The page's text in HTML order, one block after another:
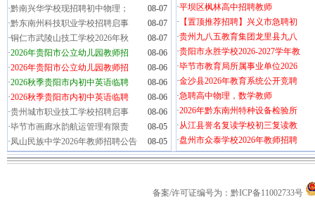
·黔南兴华学校现招聘初中物理；
08-07
·黔东南州科技职业学校招聘启事
08-07
·铜仁市武陵山技工学校2026年秋
08-07
·2026年贵阳市公立幼儿园教师招
08-06
·2026年贵阳市公立幼儿园教师招
08-06
·2026秋季贵阳市内初中英语临聘
08-06
·2026秋季贵阳市内初中英语临聘
08-06
·贵州城市职业技工学校招聘启事
08-06
·毕节市画廊水韵航运管理有限责
08-05
·凤山民族中学2026年教师招聘公告 08-05
·平坝区枫林高中招聘教师
· 【置顶推荐招聘】兴义市急聘初
·贵州九八五教育集团龙里县九八
·贵阳市永胜学校2026-2027学年教
·毕节市教育局所属事业单位2026
·金沙县2026年教育系统公开竞聘
·急聘高中物理，数学教师
·2026年黔东南州特种设备检验所
·从江县誉名复读学校初三复读教
·盘州市众泰学校2026年教师招聘
备案/许可证编号为：黔ICP备11002733号